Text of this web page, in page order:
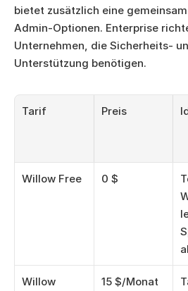
bietet zusätzlich eine
Admin-Optionen. Enterprise
Unternehmen, die Sicherheits-
Unterstützung benötigen.
Tarif Preis
Willow Free 0 $
Willow
15 $/Monat